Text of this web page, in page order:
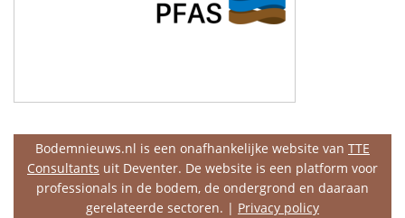
Bodemnieuws.nl is een onafhankelijke website van TTE
Consultants uit Deventer. De website is een platform voor
professionals in de bodem, de ondergrond en daaraan
gerelateerde sectoren. | Privacy policy